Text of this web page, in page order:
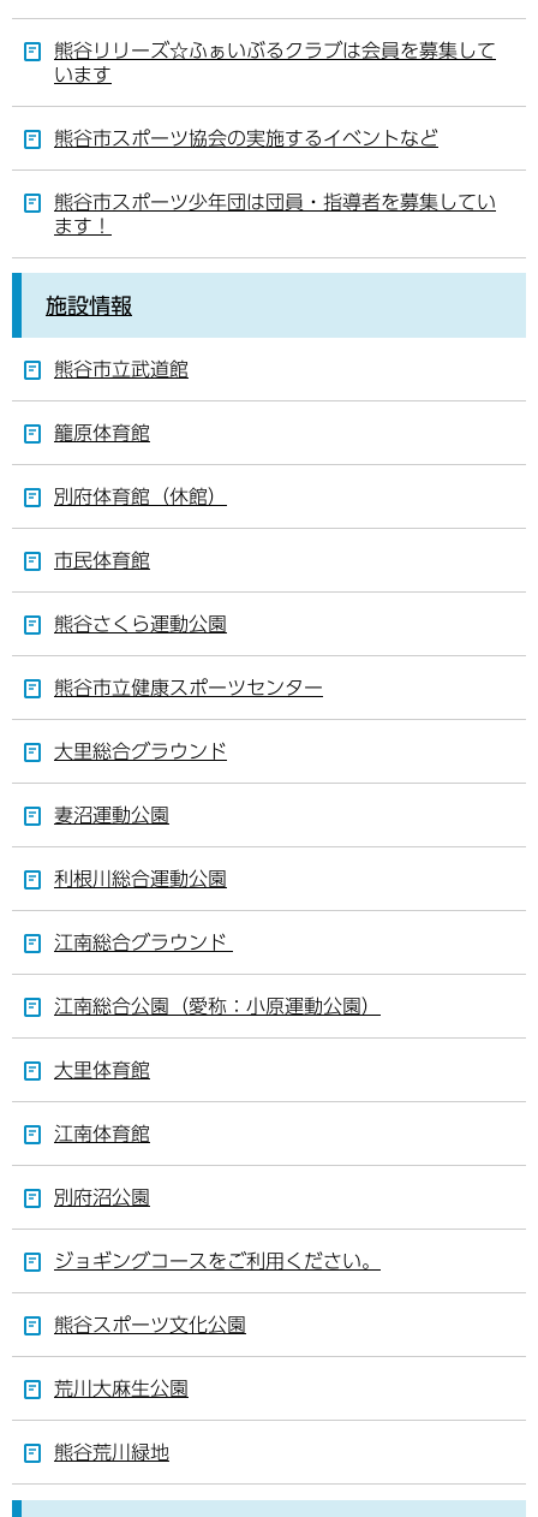
熊谷リリーズ☆ふぁいぶるクラブは会員を募集して
います
熊谷市スポーツ協会の実施するイベントなど
熊谷市スポーツ少年団は団員・指導者を募集してい
ます！
施設情報
熊谷市立武道館
籠原体育館
別府体育館（休館）
市民体育館
熊谷さくら運動公園
熊谷市立健康スポーツセンター
大里総合グラウンド
妻沼運動公園
利根川総合運動公園
江南総合グラウンド
江南総合公園（愛称：小原運動公園）
大里体育館
江南体育館
別府沼公園
ジョギングコースをご利用ください。
熊谷スポーツ文化公園
荒川大麻生公園
熊谷荒川緑地